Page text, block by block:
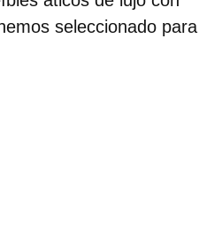
seleccionado para